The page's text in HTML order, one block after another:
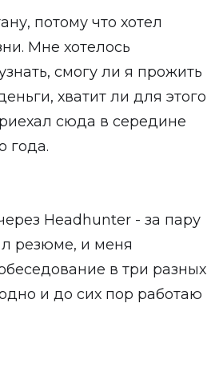
потому что хотел
Мне хотелось
смогу ли я прожить
хватит ли для этого
сюда в середине
года.
Headhunter - за пару
резюме, и меня
в три разных
и до сих пор работаю